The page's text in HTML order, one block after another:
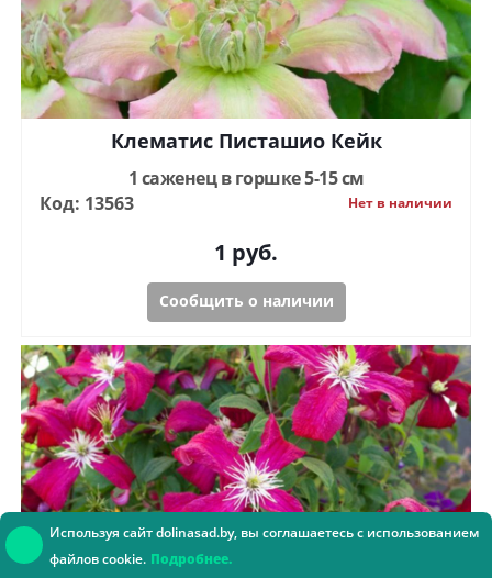
Клематис Писташио Кейк
1 саженец в горшке 5-15 см
Код: 13563
Нет в наличии
1 руб.
Сообщить о наличии
Используя сайт dolinasad.by, вы соглашаетесь с использованием
файлов cookie. Подробнее.